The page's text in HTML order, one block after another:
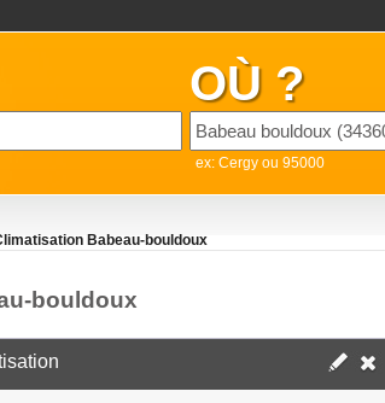
OÙ ?
ex: Cergy ou 95000
Babeau-bouldoux
bouldoux